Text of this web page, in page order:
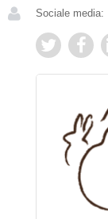
Sociale media: